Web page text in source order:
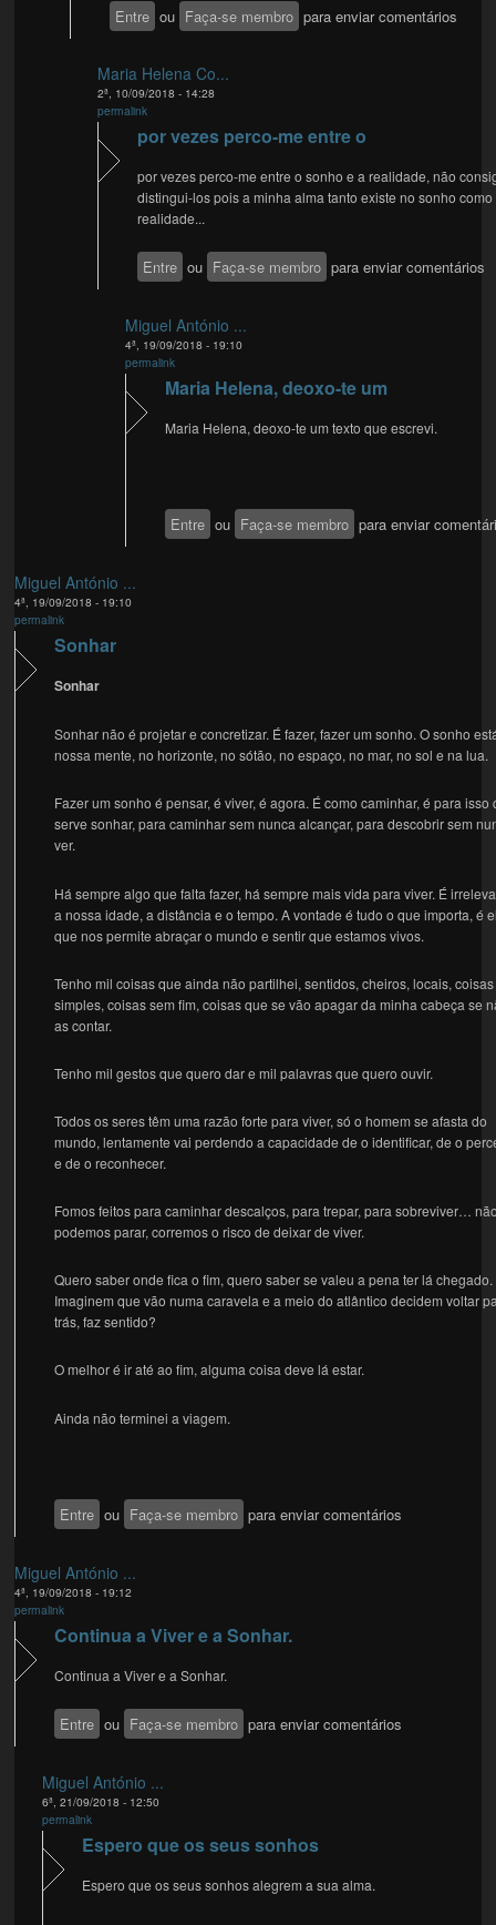
Entre ou Faça-se membro para enviar comentários
Maria Helena Co...
2ª, 10/09/2018 - 14:28
permalink
por vezes perco-me entre o
por vezes perco-me entre o sonho e a realidade, não
distingui-los pois a minha alma tanto existe no sonho
realidade...
Entre ou Faça-se membro para enviar comentários
Miguel António ...
4ª, 19/09/2018 - 19:10
permalink
Maria Helena, deoxo-te um
Maria Helena, deoxo-te um texto que escrevi.
Entre ou Faça-se membro para enviar
Miguel António ...
4ª, 19/09/2018 - 19:10
permalink
Sonhar
Sonhar
Sonhar não é projetar e concretizar. É fazer, fazer um sonho. O sonho
nossa mente, no horizonte, no sótão, no espaço, no mar, no sol e na lua.
Fazer um sonho é pensar, é viver, é agora. É como caminhar, é para isso
serve sonhar, para caminhar sem nunca alcançar, para descobrir sem
ver.
Há sempre algo que falta fazer, há sempre mais vida para viver. É
a nossa idade, a distância e o tempo. A vontade é tudo o que importa, é
que nos permite abraçar o mundo e sentir que estamos vivos.
Tenho mil coisas que ainda não partilhei, sentidos, cheiros, locais, coisas
simples, coisas sem fim, coisas que se vão apagar da minha cabeça se
as contar.
Tenho mil gestos que quero dar e mil palavras que quero ouvir.
Todos os seres têm uma razão forte para viver, só o homem se afasta do
mundo, lentamente vai perdendo a capacidade de o identificar, de o
e de o reconhecer.
Fomos feitos para caminhar descalços, para trepar, para sobreviver…
podemos parar, corremos o risco de deixar de viver.
Quero saber onde fica o fim, quero saber se valeu a pena ter lá chegado.
Imaginem que vão numa caravela e a meio do atlântico decidem voltar
trás, faz sentido?
O melhor é ir até ao fim, alguma coisa deve lá estar.
Ainda não terminei a viagem.
Entre ou Faça-se membro para enviar comentários
Miguel António ...
4ª, 19/09/2018 - 19:12
permalink
Continua a Viver e a Sonhar.
Continua a Viver e a Sonhar.
Entre ou Faça-se membro para enviar comentários
Miguel António ...
6ª, 21/09/2018 - 12:50
permalink
Espero que os seus sonhos
Espero que os seus sonhos alegrem a sua alma.